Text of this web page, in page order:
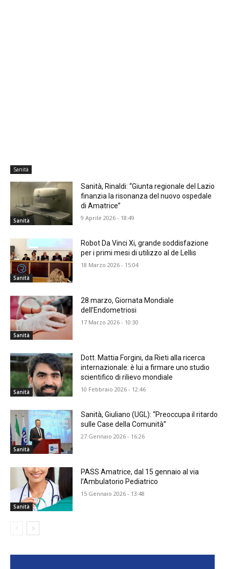
Sanità
Sanità
Sanità, Rinaldi: “Giunta regionale del Lazio
finanzia la risonanza del nuovo ospedale
di Amatrice”
9 Aprile 2026 - 18:49
Sanità
Robot Da Vinci Xi, grande soddisfazione
per i primi mesi di utilizzo al de Lellis
18 Marzo 2026 - 15:04
Sanità
28 marzo, Giornata Mondiale
dell’Endometriosi
17 Marzo 2026 - 10:30
Sanità
Dott. Mattia Forgini, da Rieti alla ricerca
internazionale: è lui a firmare uno studio
scientifico di rilievo mondiale
10 Febbraio 2026 - 12:46
Sanità
Sanità, Giuliano (UGL): “Preoccupa il ritardo
sulle Case della Comunità”
27 Gennaio 2026 - 16:26
Sanità
PASS Amatrice, dal 15 gennaio al via
l’Ambulatorio Pediatrico
15 Gennaio 2026 - 13:48